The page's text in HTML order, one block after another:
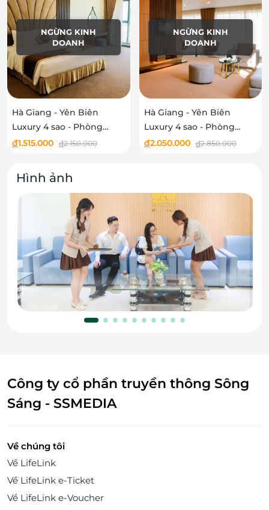
NGỪNG KINH
DOANH
Hà Giang - Yên Biên
Luxury 4 sao - Phòng
Suite Double
đ1.515.000 đ2.150.000
NGỪNG KINH
DOANH
Hà Giang - Yên Biên
Luxury 4 sao - Phòng
Executive Suite Double
đ2.050.000 đ2.850.000
Hình ảnh
Công ty cổ phần truyền thông Sông
Sáng - SSMEDIA
Về chúng tôi
Về LifeLink
Về LifeLink e-Ticket
Về LifeLink e-Voucher